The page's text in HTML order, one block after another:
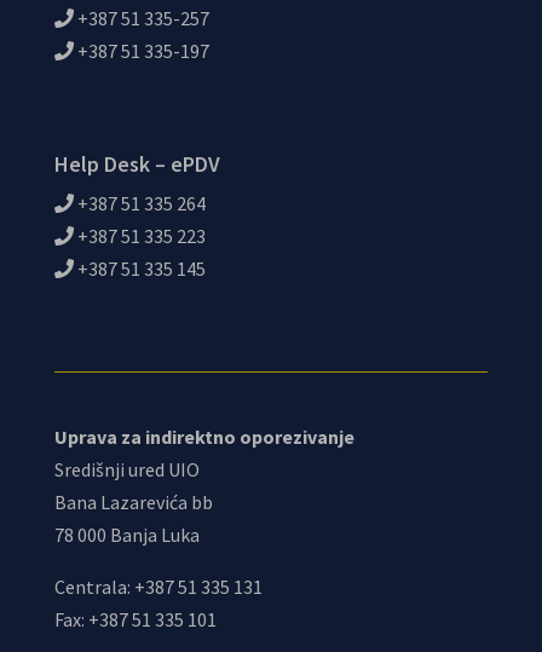
+387 51 335-257
+387 51 335-197
Help Desk – ePDV
+387 51 335 264
+387 51 335 223
+387 51 335 145
Uprava za indirektno oporezivanje
Središnji ured UIO
Bana Lazarevića bb
78 000 Banja Luka
Centrala: +387 51 335 131
Fax: +387 51 335 101